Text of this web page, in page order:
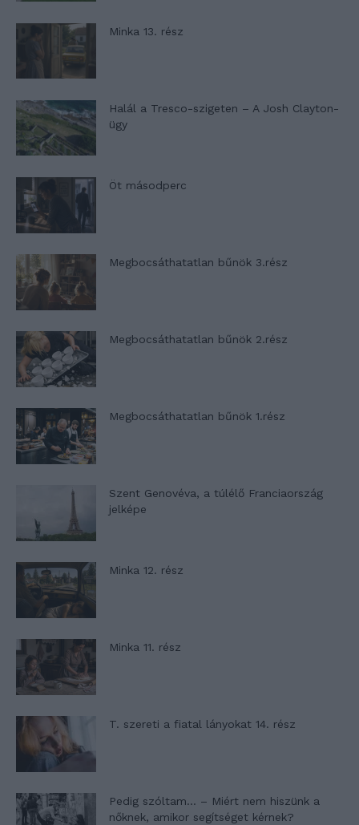
Minka 13. rész
Halál a Tresco-szigeten – A Josh Clayton-
ügy
Öt másodperc
Megbocsáthatatlan bűnök 3.rész
Megbocsáthatatlan bűnök 2.rész
Megbocsáthatatlan bűnök 1.rész
Szent Genovéva, a túlélő Franciaország
jelképe
Minka 12. rész
Minka 11. rész
T. szereti a fiatal lányokat 14. rész
Pedig szóltam… – Miért nem hiszünk a
nőknek, amikor segítséget kérnek?